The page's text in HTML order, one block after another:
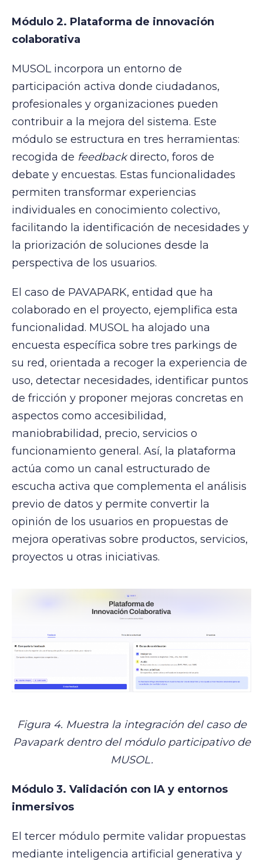
Módulo 2. Plataforma de innovación
colaborativa
MUSOL incorpora un entorno de
participación activa donde ciudadanos,
profesionales y organizaciones pueden
contribuir a la mejora del sistema. Este
módulo se estructura en tres herramientas:
recogida de feedbackdirecto, foros de
debate y encuestas. Estas funcionalidades
permiten transformar experiencias
individuales en conocimiento colectivo,
facilitando la identificación de necesidades y
la priorización de soluciones desde la
perspectiva de los usuarios.
El caso de PAVAPARK, entidad que ha
colaborado en el proyecto, ejemplifica esta
funcionalidad. MUSOL ha alojado una
encuesta específica sobre tres parkings de
su red, orientada a recoger la experiencia de
uso, detectar necesidades, identificar puntos
de fricción y proponer mejoras concretas en
aspectos como accesibilidad,
maniobrabilidad, precio, servicios o
funcionamiento general. Así, la plataforma
actúa como un canal estructurado de
escucha activa que complementa el análisis
previo de datos y permite convertir la
opinión de los usuarios en propuestas de
mejora operativas sobre productos, servicios,
proyectos u otras iniciativas.
Figura 4. Muestra la integración del caso de
Pavapark dentro del módulo participativo de
MUSOL.
Módulo 3. Validación con IA y entornos
inmersivos
El tercer módulo permite validar propuestas
mediante inteligencia artificial generativa y